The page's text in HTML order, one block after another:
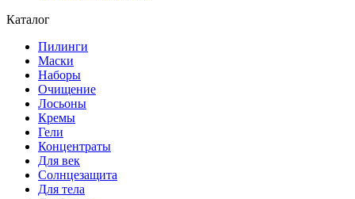
Каталог
Пилинги
Маски
Наборы
Очищение
Лосьоны
Кремы
Гели
Концентраты
Для век
Солнцезащита
Для тела